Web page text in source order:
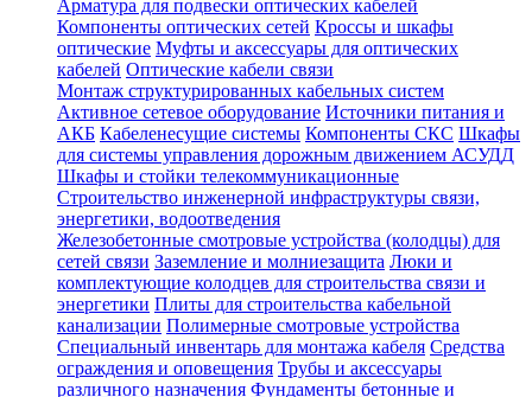
Арматура для подвески оптических кабелей
Компоненты оптических сетей Кроссы и шкафы
оптические Муфты и аксессуары для оптических
кабелей Оптические кабели связи
Монтаж структурированных кабельных систем
Активное сетевое оборудование Источники питания и
АКБ Кабеленесущие системы Компоненты СКС Шкафы
для системы управления дорожным движением АСУДД
Шкафы и стойки телекоммуникационные
Строительство инженерной инфраструктуры связи,
энергетики, водоотведения
Железобетонные смотровые устройства (колодцы) для
сетей связи Заземление и молниезащита Люки и
комплектующие колодцев для строительства связи и
энергетики Плиты для строительства кабельной
канализации Полимерные смотровые устройства
Специальный инвентарь для монтажа кабеля Средства
ограждения и оповещения Трубы и аксессуары
различного назначения Фундаменты бетонные и